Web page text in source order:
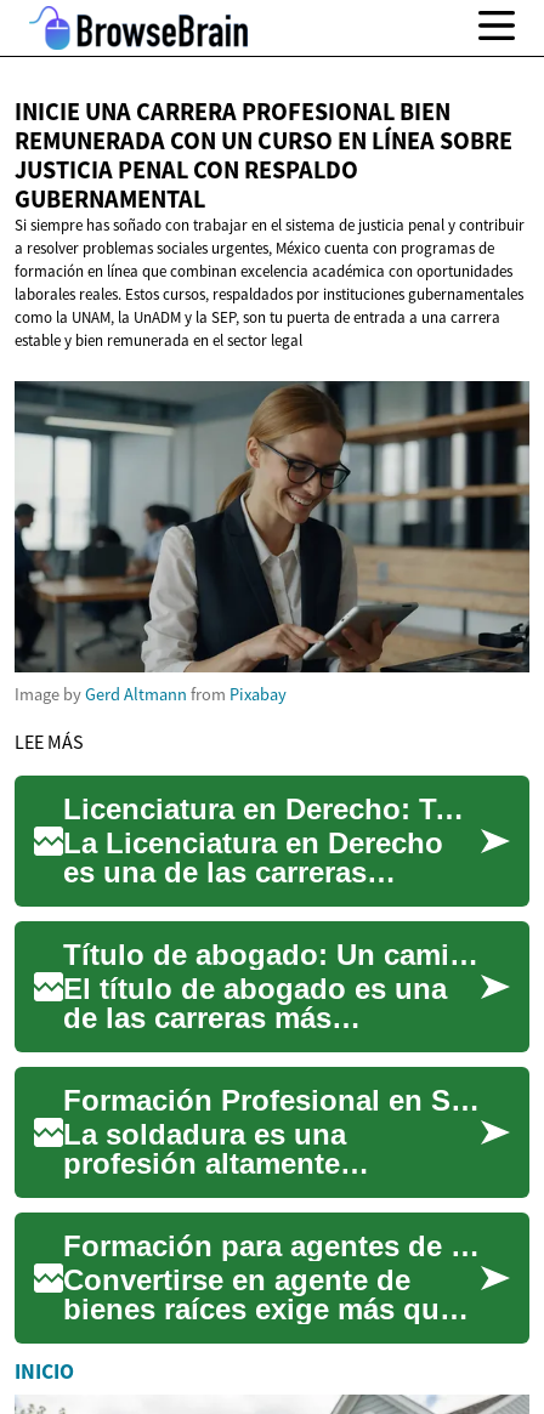
INICIE UNA CARRERA PROFESIONAL BIEN
REMUNERADA CON UN CURSO EN LÍNEA SOBRE
JUSTICIA PENAL CON RESPALDO
GUBERNAMENTAL
Si siempre has soñado con trabajar en el sistema de justicia penal y contribuir
a resolver problemas sociales urgentes, México cuenta con programas de
formación en línea que combinan excelencia académica con oportunidades
laborales reales. Estos cursos, respaldados por instituciones gubernamentales
como la UNAM, la UnADM y la SEP, son tu puerta de entrada a una carrera
estable y bien remunerada en el sector legal
Image byGerd Altmann from Pixabay
LEE MÁS
Licenciatura en Derecho: Tu Camino Hacia una Carrera Legal
La Licenciatura en Derecho
es una de las carreras
universitarias más
prestigiosas y desafiantes
que existen. Este pro...
Título de abogado: Un camino hacia la justicia y el éxito profesional
El título de abogado es una
de las carreras más
prestigiosas y demandadas
en el mundo legal. Esta
titulación no solo ...
Formación Profesional en Soldadura: Tu Guía Completa para una Carrera Exitosa
La soldadura es una
profesión altamente
demandada que combina
habilidades técnicas con
creatividad y precisión. Esta
...
Formación para agentes de bienes raíces: guía para la carrera
Convertirse en agente de
bienes raíces exige más que
interés por las propiedades;
requiere formación
INICIO